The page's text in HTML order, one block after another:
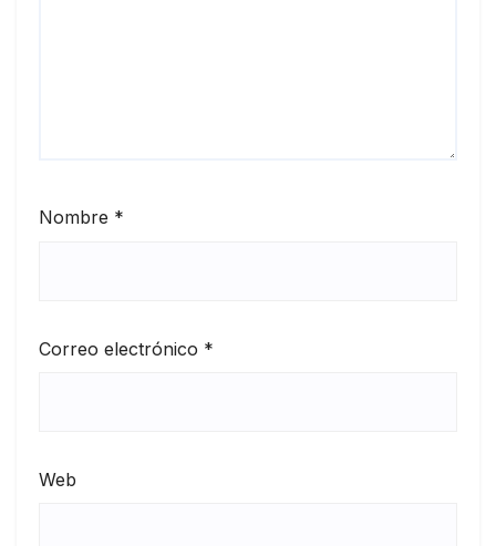
Nombre *
Correo electrónico *
Web